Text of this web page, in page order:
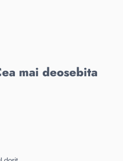
mai deosebita